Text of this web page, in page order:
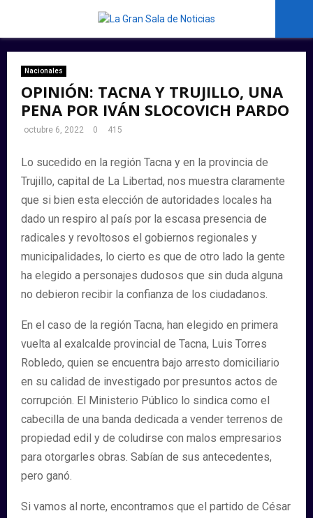
PRIMARY
MENU
Nacionales
OPINIÓN: TACNA Y TRUJILLO, UNA
PENA POR IVÁN SLOCOVICH PARDO
octubre 6, 2022 0 415
Lo sucedido en la región Tacna y en la provincia de
Trujillo, capital de La Libertad, nos muestra claramente
que si bien esta elección de autoridades locales ha
dado un respiro al país por la escasa presencia de
radicales y revoltosos el gobiernos regionales y
municipalidades, lo cierto es que de otro lado la gente
ha elegido a personajes dudosos que sin duda alguna
no debieron recibir la confianza de los ciudadanos.
En el caso de la región Tacna, han elegido en primera
vuelta al exalcalde provincial de Tacna, Luis Torres
Robledo, quien se encuentra bajo arresto domiciliario
en su calidad de investigado por presuntos actos de
corrupción. El Ministerio Público lo sindica como el
cabecilla de una banda dedicada a vender terrenos de
propiedad edil y de coludirse con malos empresarios
para otorgarles obras. Sabían de sus antecedentes,
pero ganó.
Si vamos al norte, encontramos que el partido de César